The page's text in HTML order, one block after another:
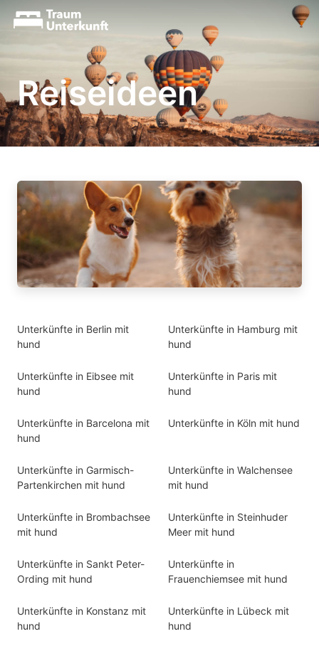
Reiseideen
Unterkünfte in Berlin mit
hund
Unterkünfte in Hamburg mit
hund
Unterkünfte in Eibsee mit
hund
Unterkünfte in Paris mit
hund
Unterkünfte in Barcelona mit
hund
Unterkünfte in Köln mit hund
Unterkünfte in Garmisch-
Partenkirchen mit hund
Unterkünfte in Walchensee
mit hund
Unterkünfte in Brombachsee
mit hund
Unterkünfte in Steinhuder
Meer mit hund
Unterkünfte in Sankt Peter-
Ording mit hund
Unterkünfte in
Frauenchiemsee mit hund
Unterkünfte in Konstanz mit
hund
Unterkünfte in Lübeck mit
hund